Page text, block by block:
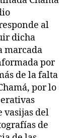
al
dicha
marcada
por
de la falta
por lo
vasijas del
de